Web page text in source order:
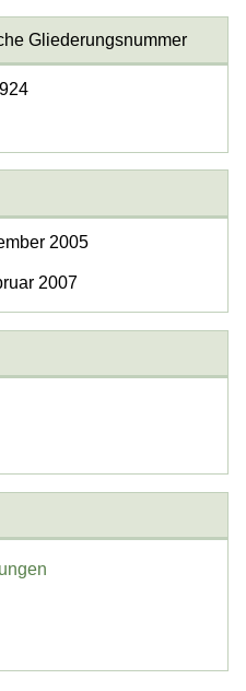
Gliederungsnummer
2005
2007